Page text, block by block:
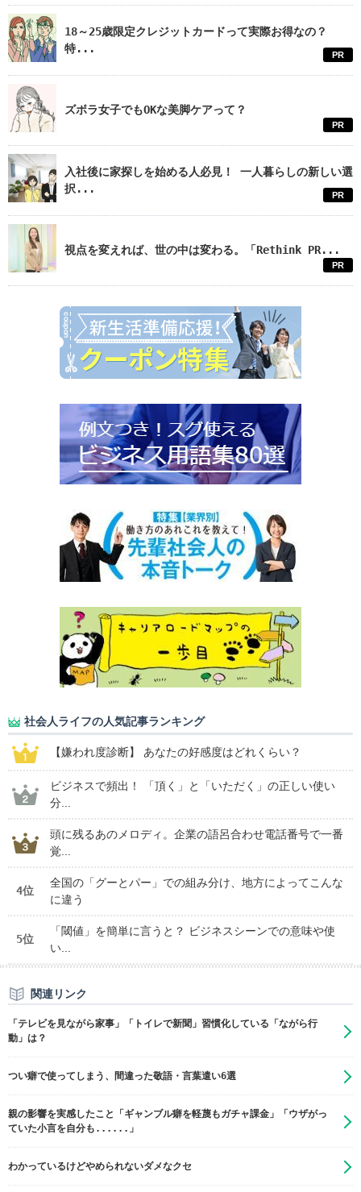
18～25歳限定クレジットカードって実際お得なの？
特...
PR
ズボラ女子でもOKな美脚ケアって？
PR
入社後に家探しを始める人必見！ 一人暮らしの新しい選
択...
PR
視点を変えれば、世の中は変わる。「Rethink PR...
PR
社会人ライフの人気記事ランキング
【嫌われ度診断】 あなたの好感度はどれくらい？
ビジネスで頻出！ 「頂く」と「いただく」の正しい使い
分...
頭に残るあのメロディ。企業の語呂合わせ電話番号で一番
覚...
4位
全国の「グーとパー」での組み分け、地方によってこんな
に違う
5位
「閾値」を簡単に言うと？ ビジネスシーンでの意味や使
い...
関連リンク
「テレビを見ながら家事」「トイレで新聞」習慣化している「ながら行
動」は？
つい癖で使ってしまう、間違った敬語・言葉遣い6選
親の影響を実感したこと「ギャンブル癖を軽蔑もガチャ課金」「ウザがっ
ていた小言を自分も......」
わかっているけどやめられないダメなクセ